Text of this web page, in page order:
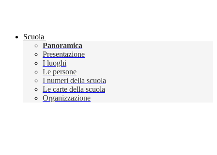
Scuola
Panoramica
Presentazione
I luoghi
Le persone
I numeri della scuola
Le carte della scuola
Organizzazione